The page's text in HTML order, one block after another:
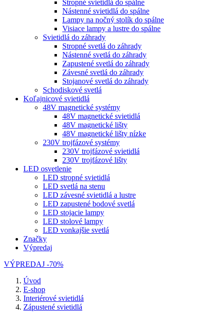
Stropné svietidlá do spálne
Nástenné svietidlá do spálne
Lampy na nočný stolík do spálne
Visiace lampy a lustre do spálne
Svietidlá do záhrady
Stropné svetlá do záhrady
Nástenné svetlá do záhrady
Zapustené svetlá do záhrady
Závesné svetlá do záhrady
Stojanové svetlá do záhrady
Schodiskové svetlá
Koľajnicové svietidlá
48V magnetické systémy
48V magnetické svietidlá
48V magnetické lišty
48V magnetické lišty nízke
230V trojfázové systémy
230V trojfázové svietidlá
230V trojfázové lišty
LED osvetlenie
LED stropné svietidlá
LED svetlá na stenu
LED závesné svietidlá a lustre
LED zapustené bodové svetlá
LED stojacie lampy
LED stolové lampy
LED vonkajšie svetlá
Značky
Výpredaj
VÝPREDAJ -70%
Úvod
E-shop
Interiérové svietidlá
Zápustené svietidlá